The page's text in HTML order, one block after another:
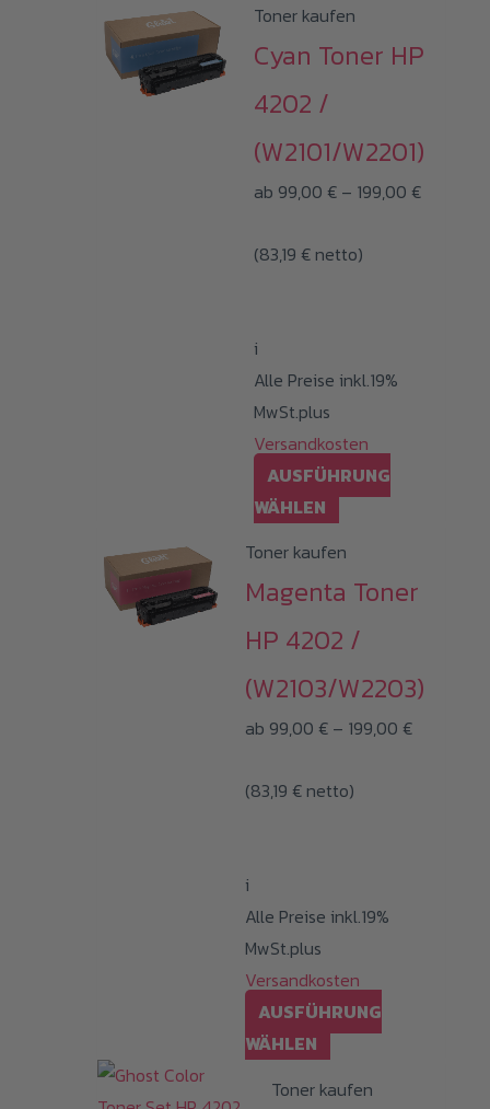
mehrere
Varianten
Die
Optionen
auf
werden
Toner kaufen
Cyan Toner HP
4202 /
(W2101/W2201)
ab 99,00 € – 199,00 €
(83,19 € netto)
i
Alle Preise inkl.19%
MwSt.plus
Versandkosten
AUSFÜHRUNG
WÄHLEN Dieses
mehrere
Varianten
Die
Optionen
auf
werden
Toner kaufen
Magenta Toner
HP 4202 /
(W2103/W2203)
ab 99,00 € – 199,00 €
(83,19 € netto)
i
Alle Preise inkl.19%
MwSt.plus
Versandkosten
AUSFÜHRUNG
WÄHLEN Dieses
Toner kaufen